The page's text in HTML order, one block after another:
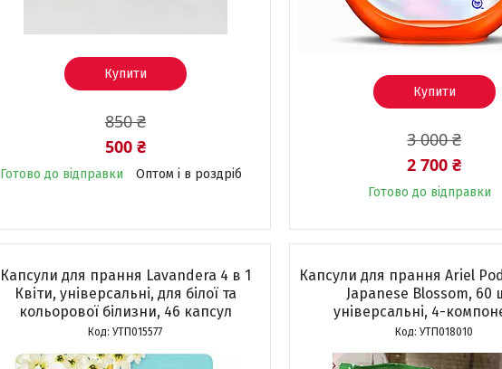
Купити
850 ₴
500 ₴
Готово до відправки Оптом і в роздріб
Купити
3 000 ₴
2 700 ₴
Готово до відправки
Капсули для прання Lavandera 4 в 1
Квіти, універсальні, для білої та
кольорової білизни, 46 капсул
УТП015577
Капсули для прання Ariel
Japanese Blossom, 60
універсальні, 4-
УТП018010